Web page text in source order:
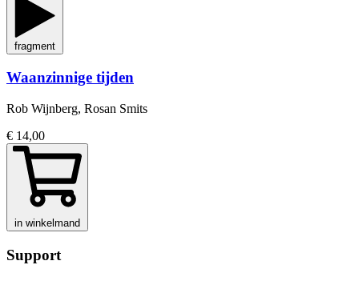
fragment
Waanzinnige tijden
Rob Wijnberg, Rosan Smits
€ 14,00
in winkelmand
Support